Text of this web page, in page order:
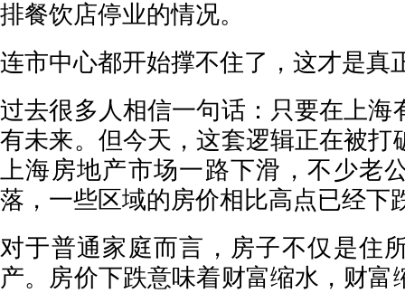
排餐饮店停业的情况。
连市中心都开始撑不住了，这才是真
过去很多人相信一句话：只要在上海
有未来。但今天，这套逻辑正在被打
上海房地产市场一路下滑，不少老
落，一些区域的房价相比高点已经下
对于普通家庭而言，房子不仅是住
产。房价下跌意味着财富缩水，财富